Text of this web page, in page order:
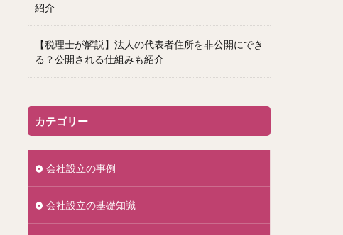
紹介
【税理士が解説】法人の代表者住所を非公開にでき
る？公開される仕組みも紹介
カテゴリー
会社設立の事例
会社設立の基礎知識